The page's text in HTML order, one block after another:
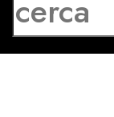
sviluppo:Luca Bunino